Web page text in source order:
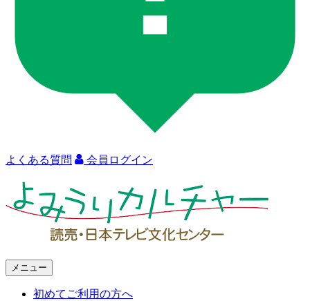
よくある質問 会員ログイン
メニュー
初めてご利用の方へ